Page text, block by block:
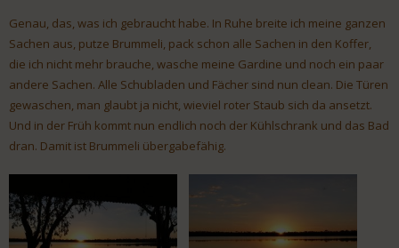
Genau, das, was ich gebraucht habe. In Ruhe breite ich meine ganzen
Sachen aus, putze Brummeli, pack schon alle Sachen in den Koffer,
die ich nicht mehr brauche, wasche meine Gardine und noch ein paar
andere Sachen. Alle Schubladen und Fächer sind nun clean. Die Türen
gewaschen, man glaubt ja nicht, wieviel roter Staub sich da ansetzt.
Und in der Früh kommt nun endlich noch der Kühlschrank und das Bad
dran. Damit ist Brummeli übergabefähig.